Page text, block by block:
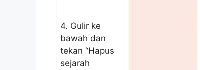
4. Gulir ke
bawah dan
tekan “Hapus
sejarah